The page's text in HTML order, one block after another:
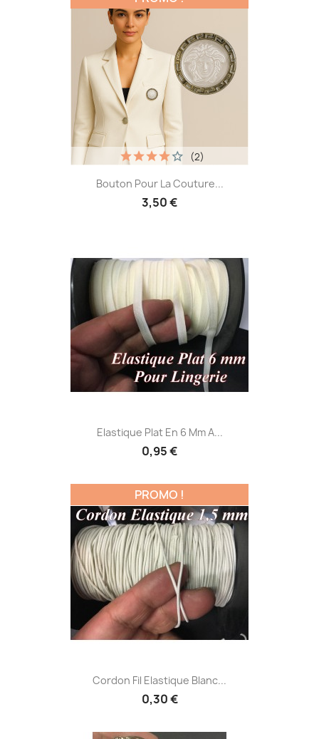
Bouton Pour La Couture...
3,50 €
(2)
Elastique Plat En 6 Mm A...
0,95 €
Cordon Fil Elastique Blanc...
0,30 €
PROMO !